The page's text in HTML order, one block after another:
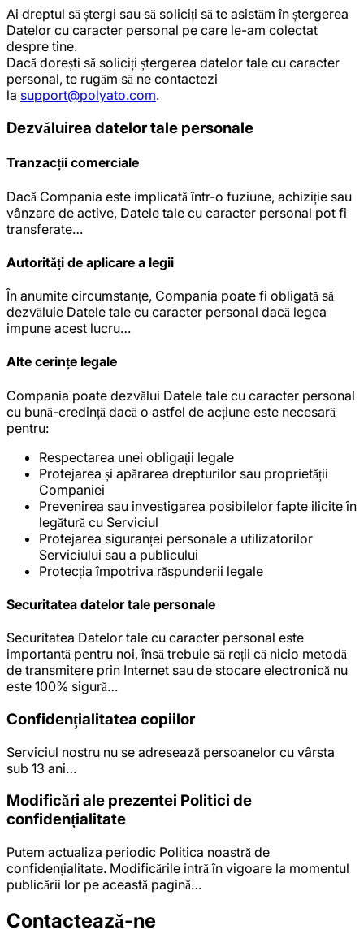
Ai dreptul să ștergi sau să soliciți să te asistăm în ștergerea
Datelor cu caracter personal pe care le-am colectat
despre tine.
Dacă dorești să soliciți ștergerea datelor tale cu caracter
personal, te rugăm să ne contactezi
la support@polyato.com.
Dezvăluirea datelor tale personale
Tranzacții comerciale
Dacă Compania este implicată într-o fuziune, achiziție sau
vânzare de active, Datele tale cu caracter personal pot fi
transferate…
Autorități de aplicare a legii
În anumite circumstanțe, Compania poate fi obligată să
dezvăluie Datele tale cu caracter personal dacă legea
impune acest lucru…
Alte cerințe legale
Compania poate dezvălui Datele tale cu caracter personal
cu bună-credință dacă o astfel de acțiune este necesară
pentru:
Respectarea unei obligații legale
Protejarea și apărarea drepturilor sau proprietății
Companiei
Prevenirea sau investigarea posibilelor fapte ilicite în
legătură cu Serviciul
Protejarea siguranței personale a utilizatorilor
Serviciului sau a publicului
Protecția împotriva răspunderii legale
Securitatea datelor tale personale
Securitatea Datelor tale cu caracter personal este
importantă pentru noi, însă trebuie să reții că nicio metodă
de transmitere prin Internet sau de stocare electronică nu
este 100% sigură…
Confidențialitatea copiilor
Serviciul nostru nu se adresează persoanelor cu vârsta
sub 13 ani…
Modificări ale prezentei Politici de
confidențialitate
Putem actualiza periodic Politica noastră de
confidențialitate. Modificările intră în vigoare la momentul
publicării lor pe această pagină…
Contactează-ne